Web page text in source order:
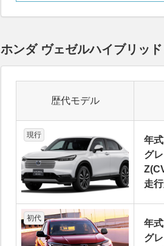
ホンダ ヴェゼルハイブリッ
歴代モデル
現行
年
グ
走
初代
年
グ